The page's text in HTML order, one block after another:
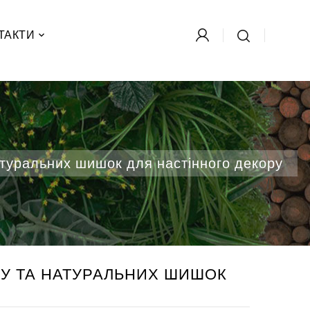
шишок для настінного декору
ТА НАТУРАЛЬНИХ ШИШОК